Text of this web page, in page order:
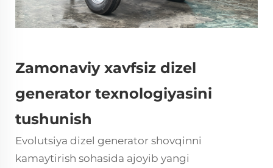
Zamonaviy xavfsiz dizel
generator texnologiyasini
tushunish
Evolutsiya dizel generator shovqinni
kamaytirish sohasida ajoyib yangi